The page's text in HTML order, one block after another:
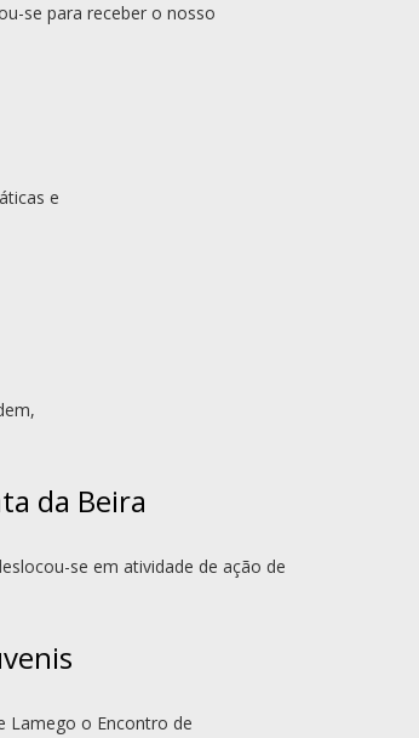
se para receber o nosso
e
da Beira
se em atividade de ação de
Lamego o Encontro de